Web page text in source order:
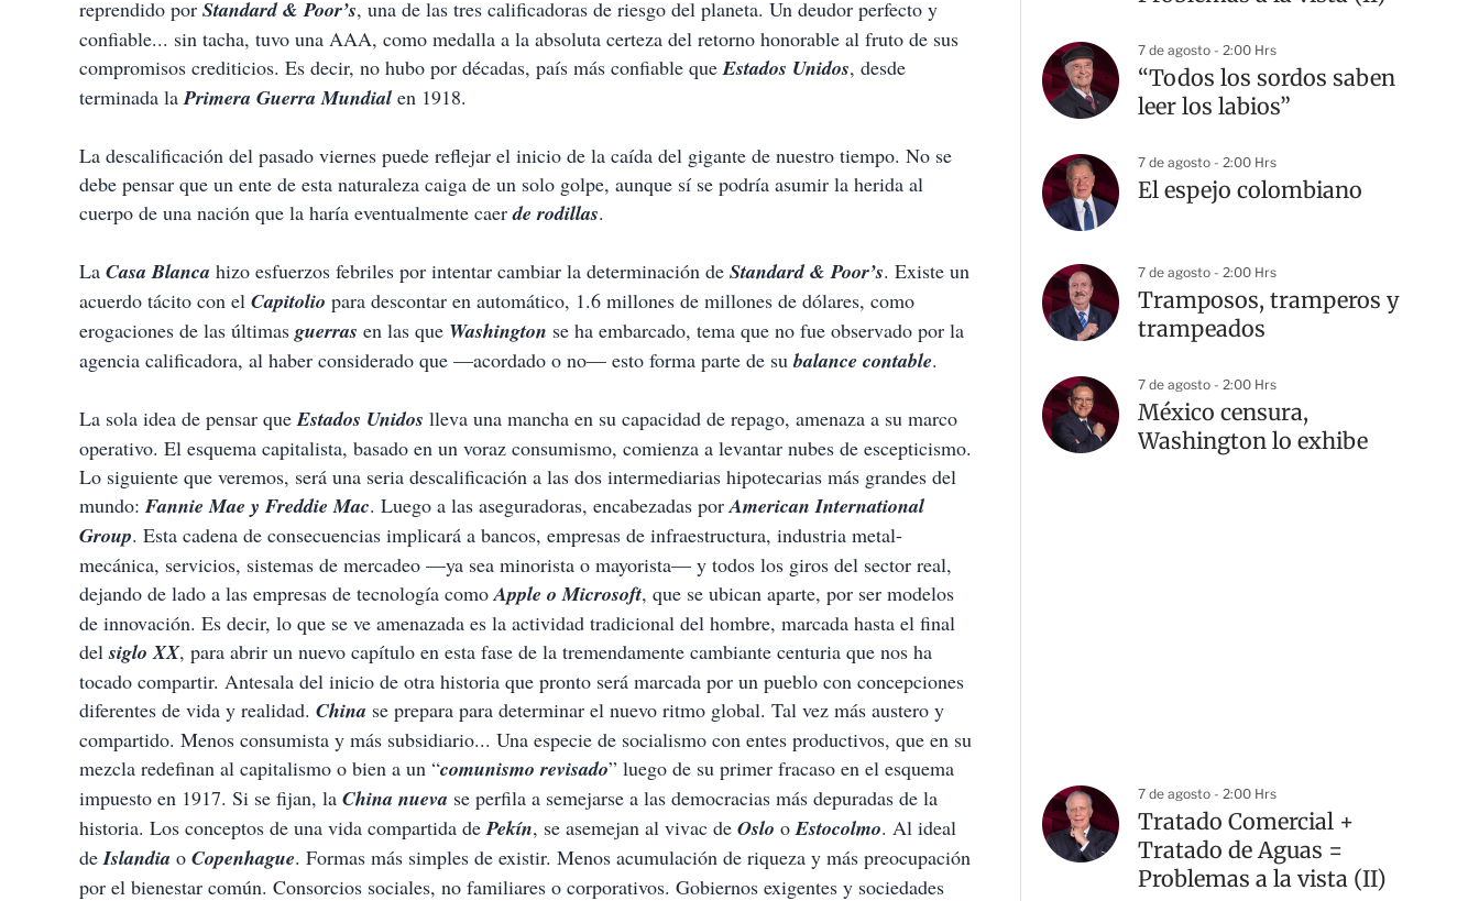
a
r
i
r
reprendido por Standard & Poor’s, una de las tres calificadoras de riesgo del planeta. Un deudor perfecto y
confiable... sin tacha, tuvo una AAA, como medalla a la absoluta certeza del retorno honorable al fruto de sus
compromisos crediticios. Es decir, no hubo por décadas, país más confiable queEstados Unidos, desde
terminada laPrimera Guerra Mundial en 1918.
La descalificación del pasado viernes puede reflejar el inicio de la caída del gigante de nuestro tiempo. No se
debe pensar que un ente de esta naturaleza caiga de un solo golpe, aunque sí se podría asumir la herida al
cuerpo de una nación que la haría eventualmente caerde rodillas.
La Casa Blanca hizo esfuerzos febriles por intentar cambiar la determinación de Standard & Poor’s. Existe un
acuerdo tácito con el Capitolio para descontar en automático, 1.6 millones de millones de dólares, como
erogaciones de las últimas guerras en las que Washington se ha embarcado, tema que no fue observado por la
agencia calificadora, al haber considerado que —acordado o no— esto forma parte de subalance contable.
La sola idea de pensar queEstados Unidos lleva una mancha en su capacidad de repago, amenaza a su marco
operativo. El esquema capitalista, basado en un voraz consumismo, comienza a levantar nubes de escepticismo.
Lo siguiente que veremos, será una seria descalificación a las dos intermediarias hipotecarias más grandes del
mundo:Fannie Mae y Freddie Mac. Luego a las aseguradoras, encabezadas porAmerican International
Group. Esta cadena de consecuencias implicará a bancos, empresas de infraestructura, industria metal-
mecánica, servicios, sistemas de mercadeo —ya sea minorista o mayorista— y todos los giros del sector real,
dejando de lado a las empresas de tecnología comoApple o Microsoft, que se ubican aparte, por ser modelos
de innovación. Es decir, lo que se ve amenazada es la actividad tradicional del hombre, marcada hasta el final
delsiglo XX, para abrir un nuevo capítulo en esta fase de la tremendamente cambiante centuria que nos ha
tocado compartir. Antesala del inicio de otra historia que pronto será marcada por un pueblo con concepciones
diferentes de vida y realidad. China se prepara para determinar el nuevo ritmo global. Tal vez más austero y
compartido. Menos consumista y más subsidiario... Una especie de socialismo con entes productivos, que en su
mezcla redefinan al capitalismo o bien a un “comunismo revisado” luego de su primer fracaso en el esquema
impuesto en 1917. Si se fijan, la China nueva se perfila a semejarse a las democracias más depuradas de la
historia. Los conceptos de una vida compartida dePekín, se asemejan al vivac de Oslo oEstocolmo. Al ideal
deIslandia o Copenhague. Formas más simples de existir. Menos acumulación de riqueza y más preocupación
por el bienestar común. Consorcios sociales, no familiares o corporativos. Gobiernos exigentes y sociedades
7 de agosto - 2:00 Hrs
“Todos los sordos saben
leer los labios”
7 de agosto - 2:00 Hrs
El espejo colombiano
7 de agosto - 2:00 Hrs
Tramposos, tramperos y
trampeados
7 de agosto - 2:00 Hrs
México censura,
Washington lo exhibe
7 de agosto - 2:00 Hrs
Tratado Comercial +
Tratado de Aguas =
Problemas a la vista (II)